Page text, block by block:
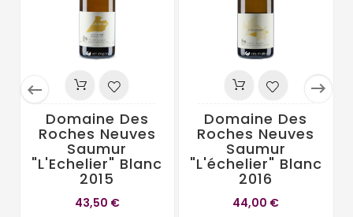
 
Domaine Des
Roches Neuves
Saumur
"L'Echelier" Blanc
2015
43,50 €
Domaine Des
Roches Neuves
Saumur
"L'échelier" Blanc
2016
44,00 €